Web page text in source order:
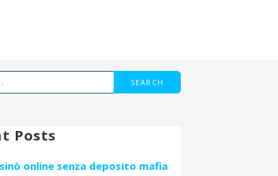
Posts
online senza deposito mafia